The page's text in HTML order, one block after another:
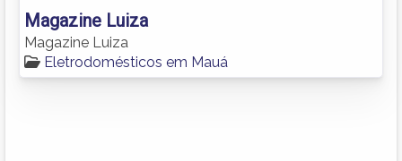
Magazine Luiza
Magazine Luiza
Eletrodomésticos em Mauá